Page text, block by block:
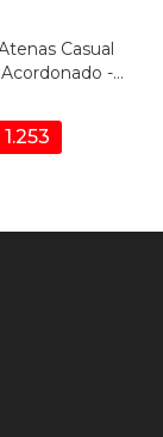
Casual
-
1.253